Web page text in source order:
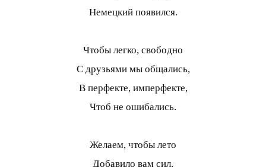
Немецкий появился.
Чтобы легко, свободно
С друзьями мы общались,
В перфекте, имперфекте,
Чтоб не ошибались.
Желаем, чтобы лето
Добавило вам сил,